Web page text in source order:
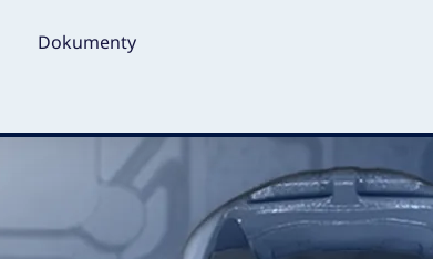
Dokumenty